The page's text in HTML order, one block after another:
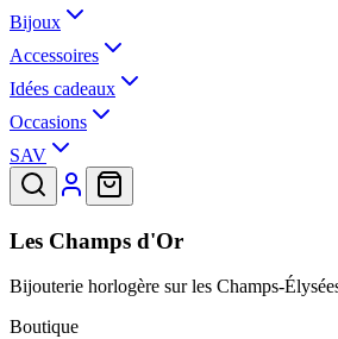
Bijoux
Accessoires
Idées cadeaux
Occasions
SAV
Les Champs d'Or
Bijouterie horlogère sur les Champs-
Boutique